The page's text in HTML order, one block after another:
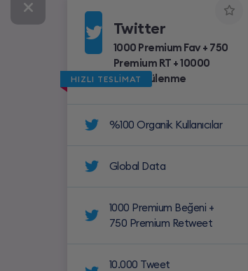
Twitter
1000 Premium Fav + 750
Premium RT + 10000
Görüntülenme
HIZLI TESLİMAT
%100 Organik Kullanıcılar
Global Data
1000 Premium Beğeni +
750 Premium Retweet
10.000 Tweet